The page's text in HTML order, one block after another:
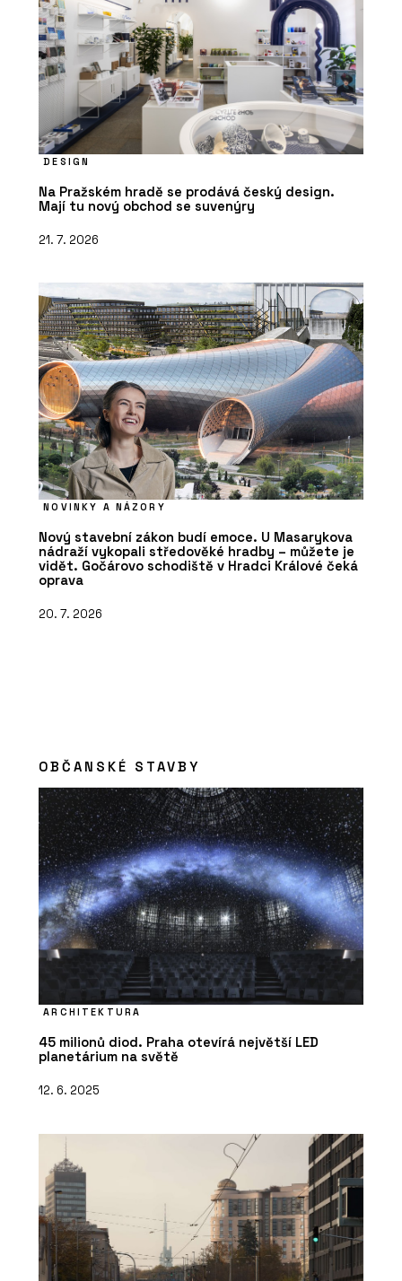
DESIGN
Na Pražském hradě se prodává český design.
Mají tu nový obchod se suvenýry
21. 7. 2026
NOVINKY A NÁZORY
Nový stavební zákon budí emoce. U Masarykova
nádraží vykopali středověké hradby – můžete je
vidět. Gočárovo schodiště v Hradci Králové čeká
oprava
20. 7. 2026
OBČANSKÉ STAVBY
ARCHITEKTURA
45 milionů diod. Praha otevírá největší LED
planetárium na světě
12. 6. 2025